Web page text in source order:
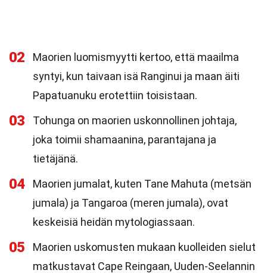
02
Maorien luomismyytti kertoo, että maailma
syntyi, kun taivaan isä Ranginui ja maan äiti
Papatuanuku erotettiin toisistaan.
03
Tohunga on maorien uskonnollinen johtaja,
joka toimii shamaanina, parantajana ja
tietäjänä.
04
Maorien jumalat, kuten Tane Mahuta (metsän
jumala) ja Tangaroa (meren jumala), ovat
keskeisiä heidän mytologiassaan.
05
Maorien uskomusten mukaan kuolleiden sielut
matkustavat Cape Reingaan, Uuden-Seelannin